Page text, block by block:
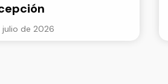
julio de 2026